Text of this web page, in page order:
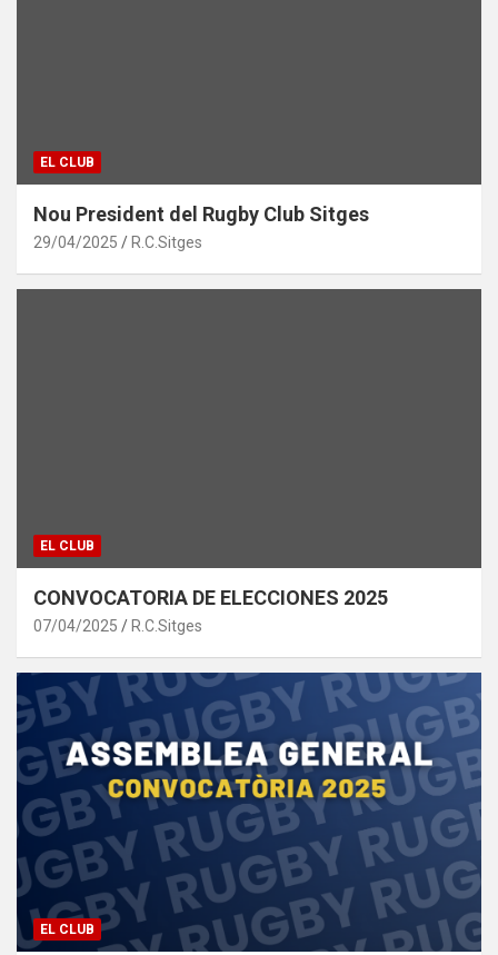
EL CLUB
Nou President del Rugby Club Sitges
29/04/2025 R.C.Sitges
EL CLUB
CONVOCATORIA DE ELECCIONES 2025
07/04/2025 R.C.Sitges
EL CLUB